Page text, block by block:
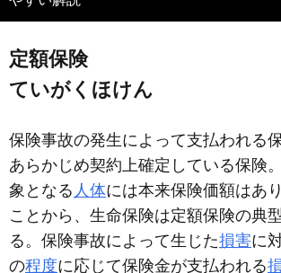
定額保険
ていがくほけん
保険事故の発生によって支払われる
あらかじめ契約上確定している保険
象となる 人体には本来保険価額はあ
ことから、生命保険は定額保険の典
る。保険事故によって生じた損害に
の程度に応じて保険金が支払われる